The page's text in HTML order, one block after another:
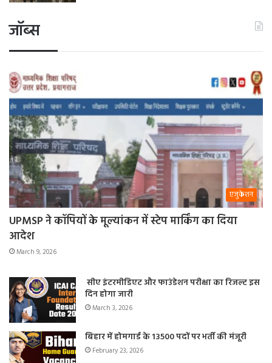
जॉब्स
एजुकेशन
UPMSP ने कॉपियों के मूल्यांकन में स्टेप मार्किंग का दिया
आदेश
March 9, 2026
सीए इंटरमीडिएट और फाउंडेशन परीक्षा का रिजल्ट इस
दिन होगा जारी
March 3, 2026
बिहार में होमगार्ड के 13500 पदों पर भर्ती की मंजूरी
February 23, 2026